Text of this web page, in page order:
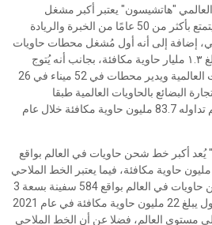
"هاتشيسون" يعتبر أكبر مشغل
لمحطات الحاويات في العالم ويتمتع بأكثر من 50 عامًا من الخبرة والريادة
إضافة إلى أنه أول مُشغل محطات حاويات
يحقق إنتاجية عالمية تراكمية تبلغ ١.٣ مليار حاوية مكافئة، بجانب أنه يُتوج
كأفضل مشغل لمحطة الحاويات العالمية ويدير محطات في 52 ميناء في 26
من حجم تجارة البضائع بالحاويات العالمية طبقا
لإحصائيات 2020؛ حيث بلغ حجم تداوله 83.7 مليون حاوية مكافئة خلال عام
كما أن الخط الملاحي "MSC" يُعد أكبر خط شحن حاويات في العالم بواقع
سفينة وبسعة إجمالية 4.7 مليون حاوية مكافئة، فيما يعتبر الخط الملاحي
CMA CGM ثالث أكبر خط شحن حاويات في العالم بواقع 584 سفينة بسعة 3
ملايين حاوية مكافئة، بحجم تداول يبلغ 22 مليون حاوية مكافئة في عام 2021
على مستوى العالم، فضلا عن أن الخط الملاحي